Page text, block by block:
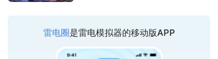
实现无缝大地图，探索每一处怀念的秘境场景！沉浸式体验从凡人
雷电圈是雷电模拟器的移动版APP